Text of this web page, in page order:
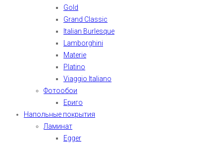
Gold
Grand Classic
Italian Burlesque
Lamborghini
Materie
Platino
Viaggio Italiano
Фотообои
Ериго
Напольные покрытия
Ламинат
Egger